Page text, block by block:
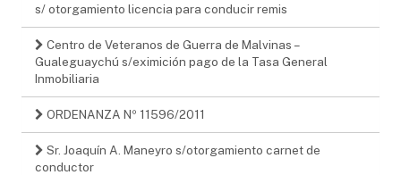
s/ otorgamiento licencia para conducir remis
Centro de Veteranos de Guerra de Malvinas –
Gualeguaychú s/eximición pago de la Tasa General
Inmobiliaria
ORDENANZA Nº 11596/2011
Sr. Joaquín A. Maneyro s/otorgamiento carnet de
conductor